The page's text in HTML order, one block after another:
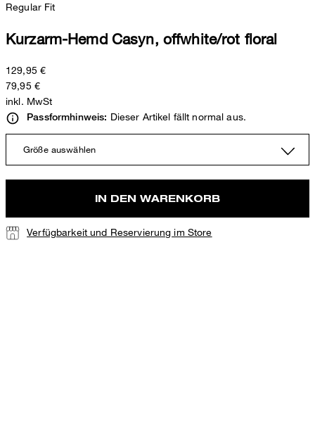
Regular Fit
Kurzarm-Hemd Casyn, offwhite/rot floral
129,95 €
79,95 €
inkl. MwSt
Passformhinweis: Dieser Artikel fällt normal aus.
Größe auswählen
IN DEN WARENKORB
Verfügbarkeit und Reservierung im Store